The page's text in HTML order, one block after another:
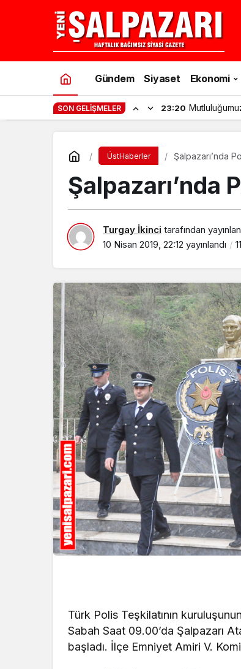
Gündem Siyaset Ekonomi
SON GELIŞMELER 23:20
ÜstHaberler Şalpazarı’nda
Şalpazarı’nda
Turgay İkinci tarafından
10 Nisan 2019, 22:12 yayınlandı
Türk Polis Teşkilatının
Sabah Saat 09.00’da Şalpazarı
başladı. İlçe Emniyet Amiri V.